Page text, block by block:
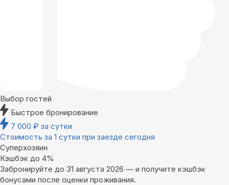
Выбор гостей
Быстрое бронирование
7 000 ₽ за сутки
Стоимость за 1 сутки при заезде сегодня
Суперхозяин
Кэшбэк до 4%
Забронируйте до 31 августа 2026 — и получите кэшбэк
бонусами после оценки проживания.